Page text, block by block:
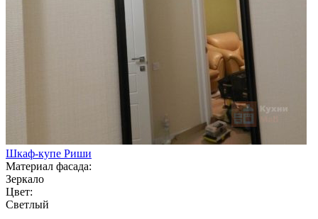
Шкаф-купе Риши
Материал фасада:
Зеркало
Цвет:
Светлый